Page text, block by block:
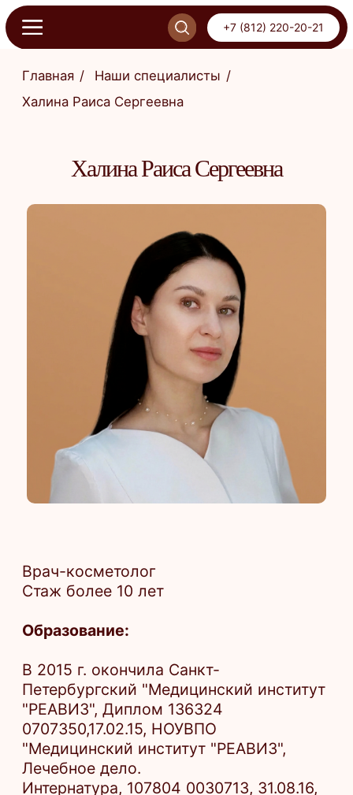
+7 (812) 220-20-21
ОНЛАЙН-ЗАПИСЬ
+7 (812) 220-20-21
Халина Раиса Сергеевна
Халина Раиса Сергеевна
Врач-косметолог
Стаж более 10 лет
Образование:
В 2015 г. окончила Санкт-
Петербургский "Медицинский институт
"РЕАВИЗ", Диплом 136324
Интернатура, 107804 0030713, 31.08.16,
ГБОУВПО "СЗГМУ им. И.И. Мечникова
МЗ РФ, Дерматовенерология.
"СЗГМУ им. И.И. Мечникова МЗ РФ,
Периодическая аккредитация, 7725
033784434, 10.12.25, ФГБОУДПО
"РМАНПО МО РФ, Дерматовенерология.
Периодическая аккредитация, 7724
032522055, 24.12.24, ФГБОУДПО
"РМАНПО МО РФ, Косметология.
Повышение квалификации:
2019 г. - Обучение методике
плазмотерапия.